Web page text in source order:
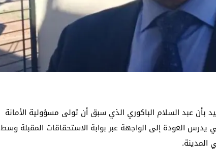
عبد السلام الباكوري الذي سبق أن تولى مسؤولية الأمانة
العودة إلى الواجهة عبر بوابة الاستحقاقات المقبلة وسط